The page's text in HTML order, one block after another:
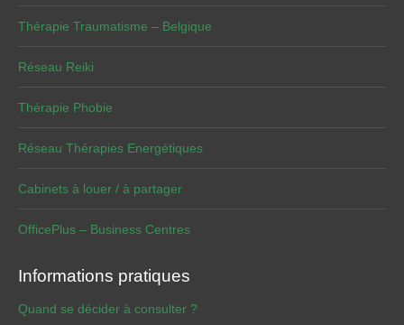
Thérapie Traumatisme – Belgique
Réseau Reiki
Thérapie Phobie
Réseau Thérapies Energétiques
Cabinets à louer / à partager
OfficePlus – Business Centres
Informations pratiques
Quand se décider à consulter ?